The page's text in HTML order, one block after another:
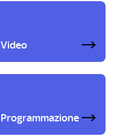
Video
Programmazione